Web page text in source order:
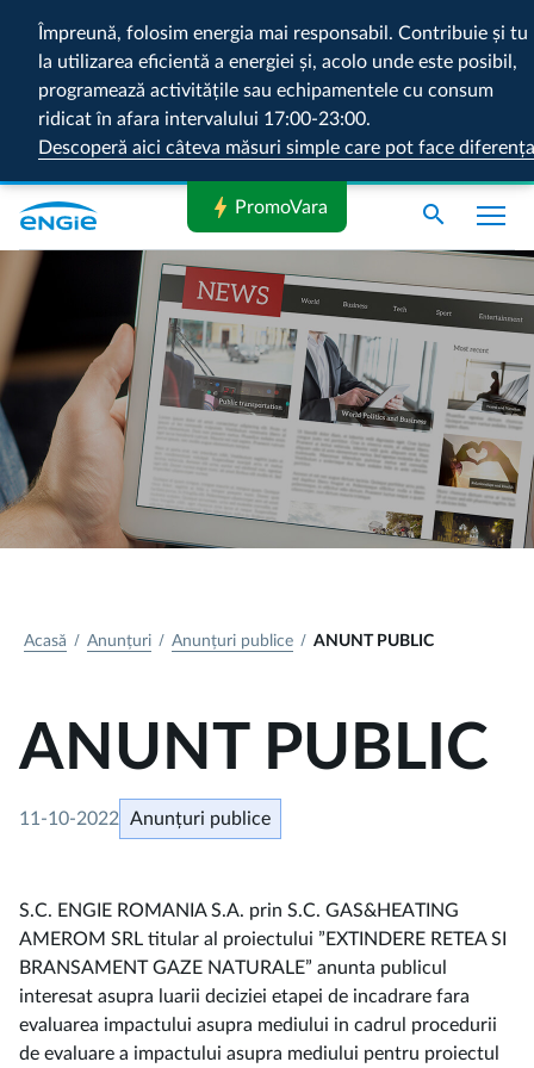
Împreună, folosim energia mai responsabil. Contribuie și tu
la utilizarea eficientă a energiei și, acolo unde este posibil,
programează activitățile sau echipamentele cu consum
ridicat în afara intervalului 17:00-23:00.
Descoperă aici câteva măsuri simple care pot face diferența
search
Acasă Anunțuri Anunțuri publice ANUNT PUBLIC
ANUNT PUBLIC
11-10-2022 Anunțuri publice
S.C. ENGIE ROMANIA S.A. prin S.C. GAS&HEATING
AMEROM SRL titular al proiectului ”EXTINDERE RETEA SI
BRANSAMENT GAZE NATURALE” anunta publicul
interesat asupra luarii deciziei etapei de incadrare fara
evaluarea impactului asupra mediului in cadrul procedurii
de evaluare a impactului asupra mediului pentru proiectul
bolt PromoVara